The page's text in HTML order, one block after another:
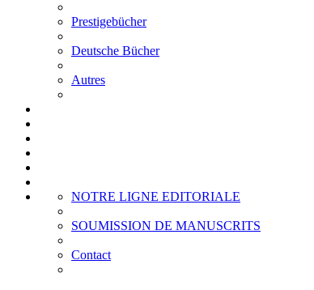
Prestigebücher
Deutsche Bücher
Autres
NOTRE LIGNE EDITORIALE
SOUMISSION DE MANUSCRITS
Contact